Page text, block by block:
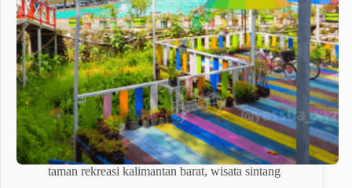
taman rekreasi kalimantan barat, wisata sintang